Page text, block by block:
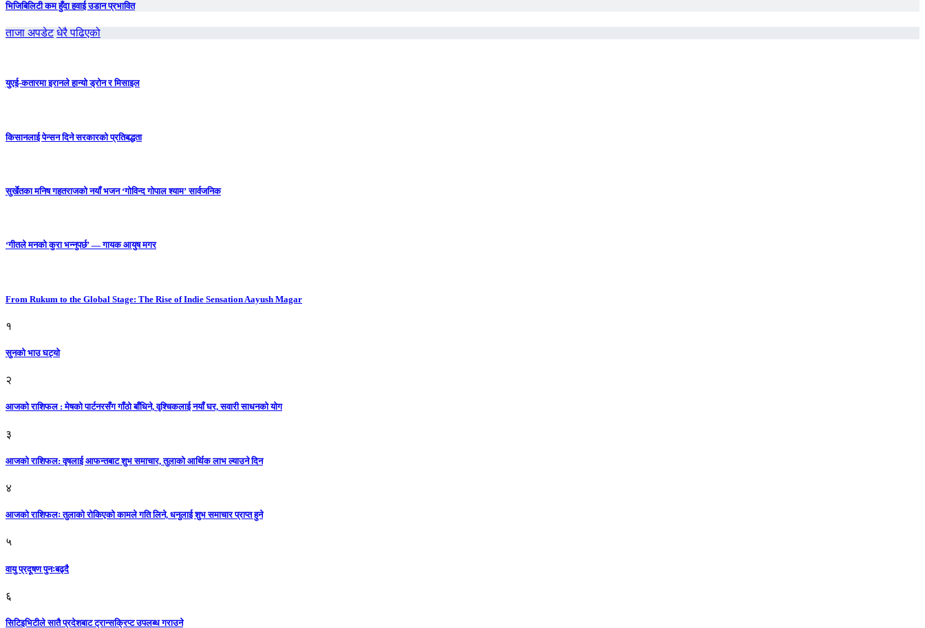
भिजिबिलिटी कम हुँदा हवाई उडान प्रभावित
ताजा अपडेट धेरै पढिएको
युएई-कतारमा इरानले हान्यो ड्रोन र मिसाइल
किसानलाई पेन्सन दिने सरकारको प्रतिबद्धता
सुर्खेतका मनिष गहतराजको नयाँ भजन ‘गोविन्द गोपाल श्याम’ सार्वजनिक
‘गीतले मनको कुरा भन्नुपर्छ’ — गायक आयुष मगर
From Rukum to the Global Stage: The Rise of Indie Sensation Aayush Magar
१
सुनको भाउ घट्याे
२
आजको राशिफल : मेषको पार्टनरसँग गाँठो बाँधिने, वृश्चिकलाई नयाँ घर, सवारी साधनकाे याेग
३
आजकाे राशिफल: वृषलाई आफन्तबाट शुभ समाचार, तुलाकाे आर्थिक लाभ ल्याउने दिन
४
आजको राशिफलः तुलाकाे रोकिएको कामले गति लिने, धनुलाई शुभ समाचार प्राप्त हुने
५
वायु प्रदूषण पुनःबढ्दै
६
सिटिइभिटीले सातै प्रदेशबाट ट्रान्सक्रिप्ट उपलब्ध गराउने